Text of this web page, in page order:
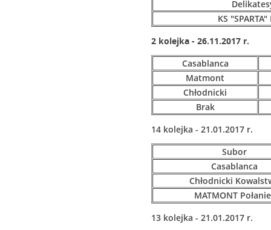
KS
2 kolejka - 26.11.2017 r.
Casablanca
Matmont
Chłodnicki
Brak
14 kolejka - 21.01.2017 r.
Subor
Casablanca
Chłodnicki
MATMONT
13 kolejka - 21.01.2017 r.